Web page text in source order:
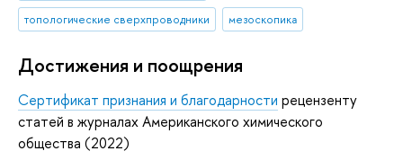
топологические сверхпроводники
мезоскопика
Достижения и поощрения
Сертификат признания и благодарности рецензенту
статей в журналах Американского химического
общества (2022)